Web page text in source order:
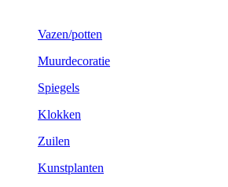
Vazen/potten
Muurdecoratie
Spiegels
Klokken
Zuilen
Kunstplanten